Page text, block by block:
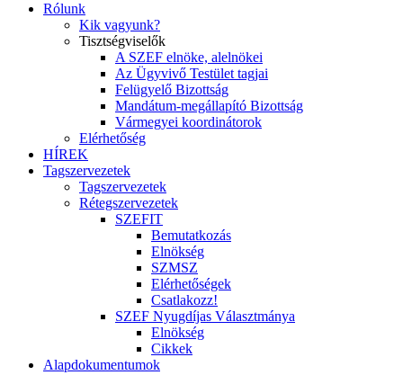
Rólunk
Kik vagyunk?
Tisztségviselők
A SZEF elnöke, alelnökei
Az Ügyvivő Testület tagjai
Felügyelő Bizottság
Mandátum-megállapító Bizottság
Vármegyei koordinátorok
Elérhetőség
HÍREK
Tagszervezetek
Tagszervezetek
Rétegszervezetek
SZEFIT
Bemutatkozás
Elnökség
SZMSZ
Elérhetőségek
Csatlakozz!
SZEF Nyugdíjas Választmánya
Elnökség
Cikkek
Alapdokumentumok